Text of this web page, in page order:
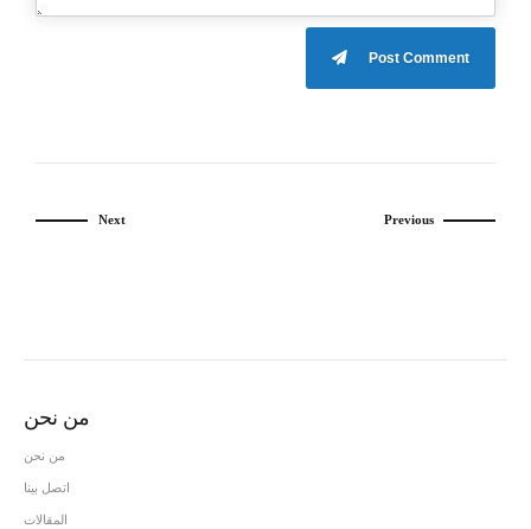
Post Comment
Previous
Next
من نحن
من نحن
اتصل بينا
المقالات